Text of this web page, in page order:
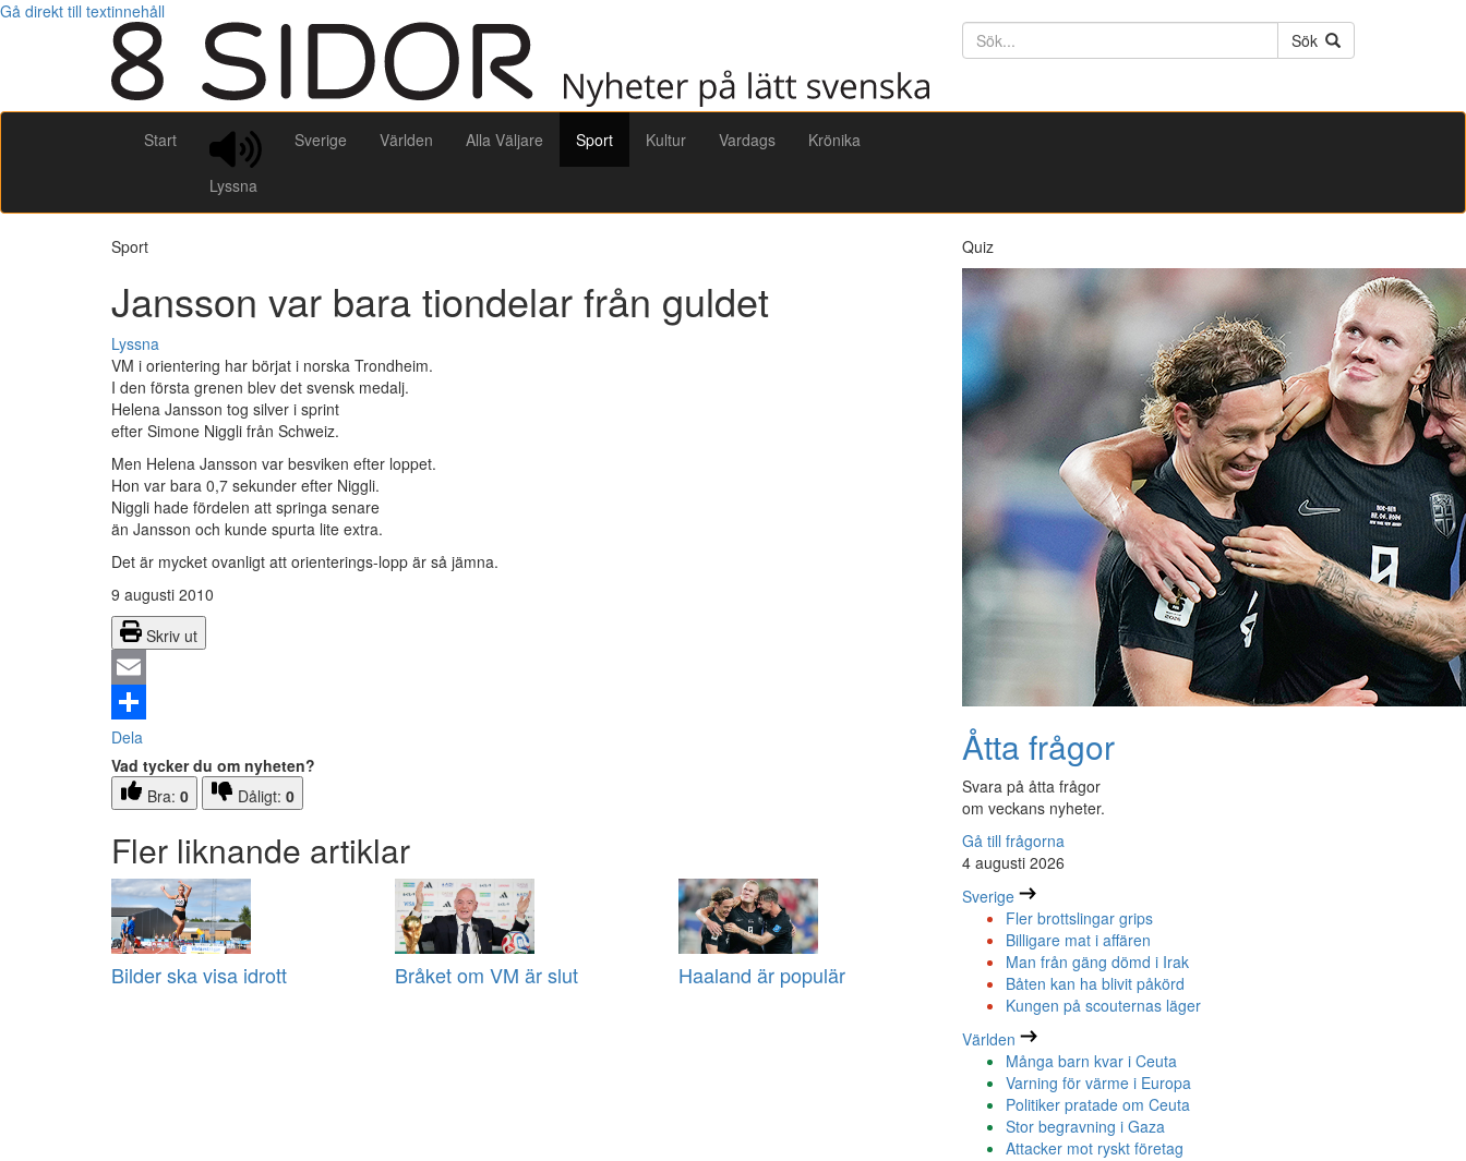
Gå direkt till textinnehåll
Söktext
Sök
Start
Lyssna
Sverige Världen Alla Väljare Sport Kultur Vardags Krönika
Sport
Jansson var bara tiondelar från guldet
Lyssna
VM i orientering har börjat i norska Trondheim.
I den första grenen blev det svensk medalj.
Helena Jansson tog silver i sprint
efter Simone Niggli från Schweiz.
Men Helena Jansson var besviken efter loppet.
Hon var bara 0,7 sekunder efter Niggli.
Niggli hade fördelen att springa senare
än Jansson och kunde spurta lite extra.
Det är mycket ovanligt att orienterings-lopp är så jämna.
9 augusti 2010
Skriv ut
Email
Dela
Vad tycker du om nyheten?
Bra: 0 Dåligt: 0
Fler liknande artiklar
Bilder ska visa idrott Bråket om VM är slut Haaland är populär
Quiz
Åtta frågor
Svara på åtta frågor
om veckans nyheter.
Gå till frågorna
4 augusti 2026
Sverige
Fler brottslingar grips
Billigare mat i affären
Man från gäng dömd i Irak
Båten kan ha blivit påkörd
Kungen på scouternas läger
Världen
Många barn kvar i Ceuta
Varning för värme i Europa
Politiker pratade om Ceuta
Stor begravning i Gaza
Attacker mot ryskt företag